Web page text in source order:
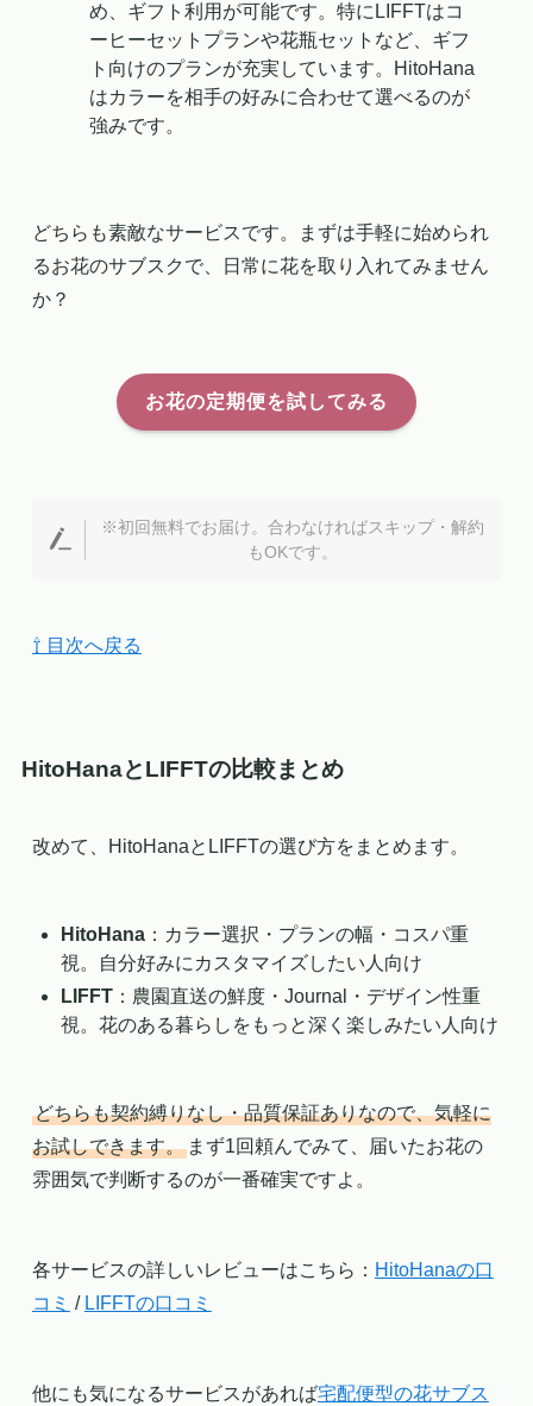
め、ギフト利用が可能です。特にLIFFTはコ
ーヒーセットプランや花瓶セットなど、ギフ
ト向けのプランが充実しています。HitoHana
はカラーを相手の好みに合わせて選べるのが
強みです。
どちらも素敵なサービスです。まずは手軽に始められ
るお花のサブスクで、日常に花を取り入れてみません
か？
お花の定期便を試してみる
※初回無料でお届け。合わなければスキップ・解約
もOKです。
⇧ 目次へ戻る
HitoHanaとLIFFTの比較まとめ
改めて、HitoHanaとLIFFTの選び方をまとめます。
HitoHana：カラー選択・プランの幅・コスパ重
視。自分好みにカスタマイズしたい人向け
LIFFT：農園直送の鮮度・Journal・デザイン性重
視。花のある暮らしをもっと深く楽しみたい人向け
どちらも契約縛りなし・品質保証ありなので、気軽に
お試しできます。まず1回頼んでみて、届いたお花の
雰囲気で判断するのが一番確実ですよ。
各サービスの詳しいレビューはこちら： HitoHanaの口
コミ / LIFFTの口コミ
他にも気になるサービスがあれば宅配便型の花サブス